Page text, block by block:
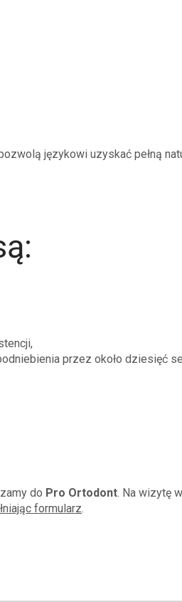
językowi uzyskać pełną
przez około dziesięć
do Pro Ortodont. Na wizytę w
formularz.